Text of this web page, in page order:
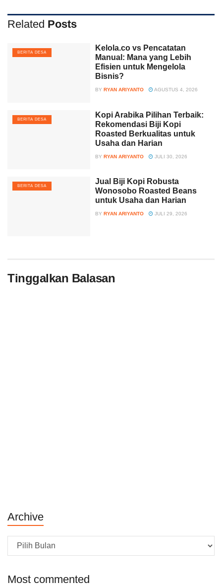
Related Posts
BERITA DESA
Kelola.co vs Pencatatan
Manual: Mana yang Lebih
Efisien untuk Mengelola
Bisnis?
BY RYAN ARIYANTO AGUSTUS 4, 2026
BERITA DESA
Kopi Arabika Pilihan Terbaik:
Rekomendasi Biji Kopi
Roasted Berkualitas untuk
Usaha dan Harian
BY RYAN ARIYANTO JULI 30, 2026
BERITA DESA
Jual Biji Kopi Robusta
Wonosobo Roasted Beans
untuk Usaha dan Harian
BY RYAN ARIYANTO JULI 29, 2026
Tinggalkan Balasan
Archive
Archive
Most commented